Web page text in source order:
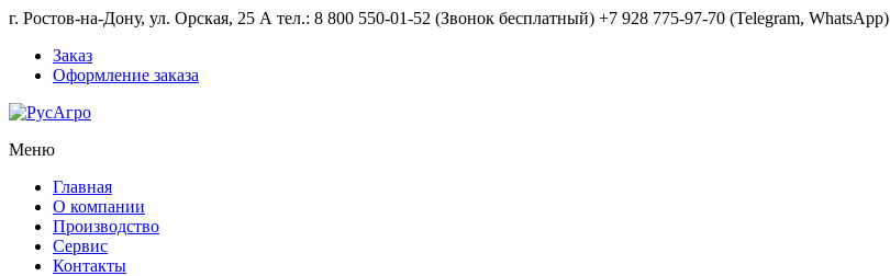
г. Ростов-на-Дону, ул. Орская, 25 А тел.: 8 800 550-01-52 (Звонок бесплатный) +7 928 775-97-70 (Telegram, WhatsApp)
Заказ
Оформление заказа
Меню
Главная
О компании
Производство
Сервис
Контакты